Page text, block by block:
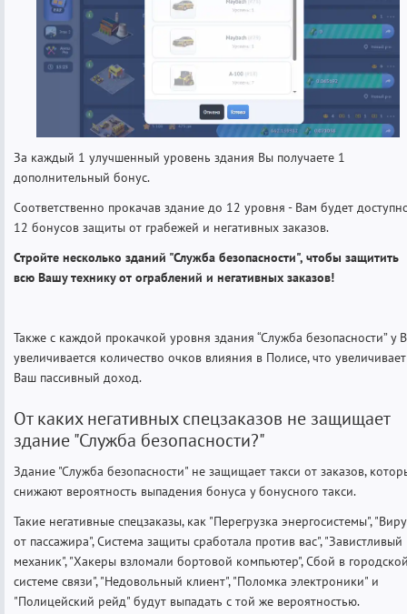
За каждый 1 улучшенный уровень здания Вы получаете 1
дополнительный бонус.
Соответственно прокачав здание до 12 уровня - Вам будет
12 бонусов защиты от грабежей и негативных заказов.
Стройте несколько зданий "Служба безопасности", чтобы защитить
всю Вашу технику от ограблений и негативных заказов!
Также с каждой прокачкой уровня здания “Служба безопасности” у
увеличивается количество очков влияния в Полисе, что увеличивает
Ваш пассивный доход.
От каких негативных спецзаказов не защищает
здание "Служба безопасности?"
Здание "Служба безопасности" не защищает такси от заказов,
снижают вероятность выпадения бонуса у бонусного такси.
Такие негативные спецзаказы, как "Перегрузка энергосистемы",
от пассажира", Система защиты сработала против вас", "Завистливый
механик", "Хакеры взломали бортовой компьютер", Сбой в
системе связи", "Недовольный клиент", "Поломка электроники" и
"Полицейский рейд" будут выпадать с той же вероятностью.